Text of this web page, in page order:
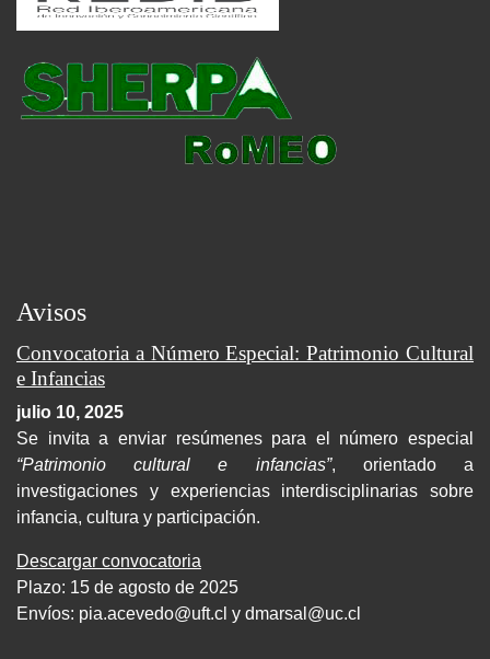
Avisos
Convocatoria a Número Especial: Patrimonio Cultural
e Infancias
julio 10, 2025
Se invita a enviar resúmenes para el número especial
“Patrimonio cultural e infancias”, orientado a
investigaciones y experiencias interdisciplinarias sobre
infancia, cultura y participación.
Descargar convocatoria
Plazo: 15 de agosto de 2025
Envíos: pia.acevedo@uft.cl y dmarsal@uc.cl